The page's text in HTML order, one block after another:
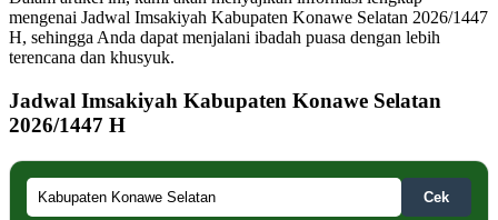
mengenai Jadwal Imsakiyah Kabupaten Konawe Selatan 2026/1447
H, sehingga Anda dapat menjalani ibadah puasa dengan lebih
terencana dan khusyuk.
Jadwal Imsakiyah Kabupaten Konawe Selatan
2026/1447 H
Cek